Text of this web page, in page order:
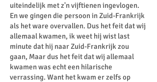
uiteindelijk met z'n vijftienen ingevlogen.
En we gingen die persoon in Zuid-Frankrijk
als het ware overvallen. Dus het feit dat wij
allemaal kwamen, ik weet hij wist last
minute dat hij naar Zuid-Frankrijk zou
gaan, Maar dus het feit dat wij allemaal
kwamen was echt een hilarische
verrassing. Want het kwam er zelfs op